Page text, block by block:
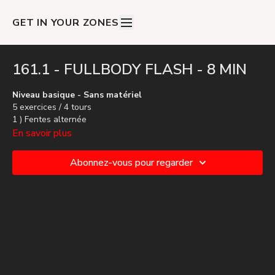
GET IN YOUR ZONES
161.1 - FULLBODY FLASH - 8 MIN
Niveau basique - Sans matériel
5 exercices / 4 tours
1 ) Fentes alternée
2 ) Squat pulse
4 ) Genoux fight alternée
5 ) OFF / Planche leg extension
En savoir plus
Abonnez-vous pour regarder